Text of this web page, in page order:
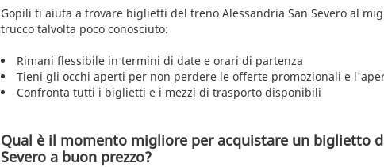
Gopili ti aiuta a trovare biglietti del treno Alessandria San Severo al
trucco talvolta poco conosciuto:
Rimani flessibile in termini di date e orari di partenza
Tieni gli occhi aperti per non perdere le offerte promozionali e
Confronta tutti i biglietti e i mezzi di trasporto disponibili
Qual è il momento migliore per acquistare un biglietto
Severo a buon prezzo?